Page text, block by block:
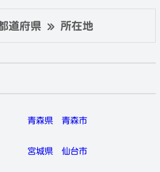
道府県 » 所在地
青森県 青森市
宮城県 仙台市